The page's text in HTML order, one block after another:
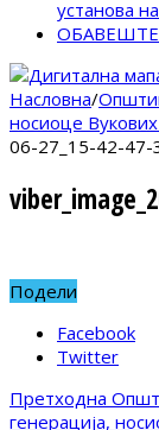
установа
Насловна/
носиоце
06-27_15-42-47-
Подели
Facebook
Twitter
Претходна
генерација,